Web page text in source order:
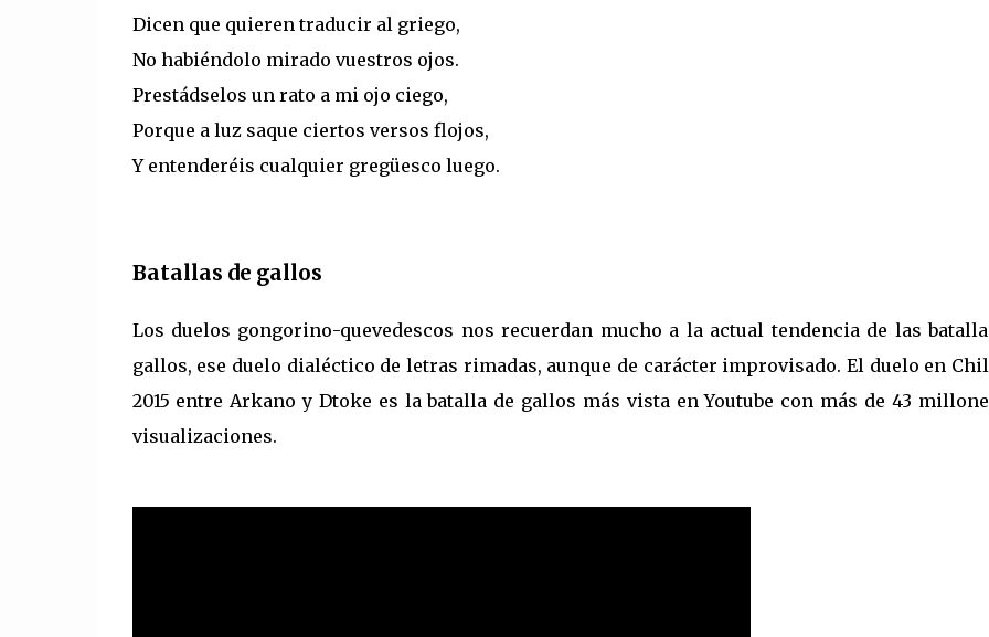
Dicen que quieren traducir al griego,
No habiéndolo mirado vuestros ojos.
Prestádselos un rato a mi ojo ciego,
Porque a luz saque ciertos versos flojos,
Y entenderéis cualquier gregüesco luego.
Batallas de gallos
Los duelos gongorino-quevedescos nos recuerdan mucho a la actual tendencia de las
gallos, ese duelo dialéctico de letras rimadas, aunque de carácter improvisado. El duelo en
2015 entre Arkano y Dtoke es la batalla de gallos más vista en Youtube con más de 43
visualizaciones.